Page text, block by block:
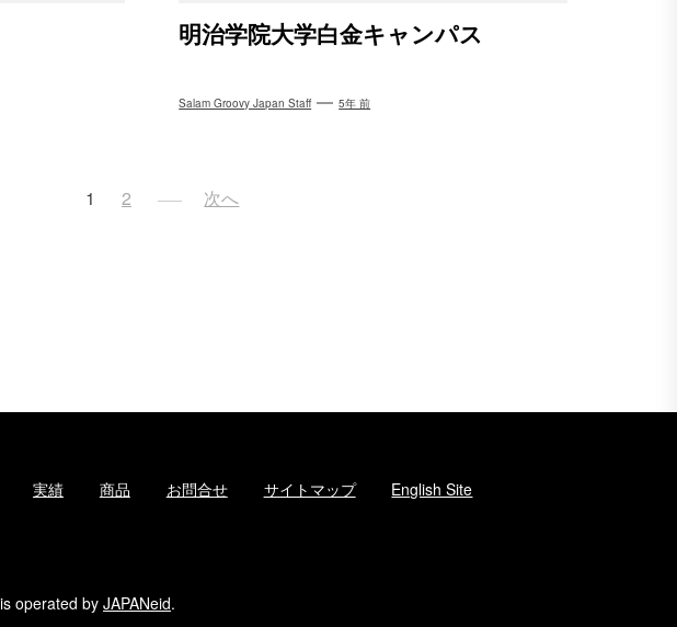
明治学院大学白金キャンパス
Salam Groovy Japan Staff 5年 前
1 2 次へ
実績 商品 お問合せ サイトマップ English Site
operated by JAPANeid.